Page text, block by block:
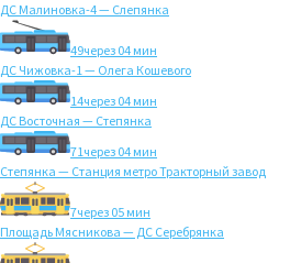
ДС Малиновка-4 — Слепянка
49через 04 мин
ДС Чижовка-1 — Олега Кошевого
14через 04 мин
ДС Восточная — Степянка
71через 04 мин
Степянка — Станция метро Тракторный завод
7через 05 мин
Площадь Мясникова — ДС Серебрянка